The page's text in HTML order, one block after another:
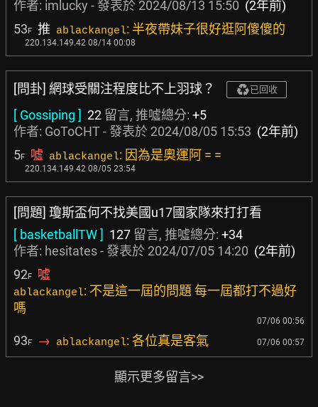
作者: imlucky - 發表於 2024/08/13 15:50 (2年前)
53F 推 ablackangel: 半夜帶妹子很好逛阿傻傻的
220.134.149.42 08/14 00:08
[問卦] 網球受關注程度比不上羽球？ 已回收
[ Gossiping ] 22 留言, 推噓總分: +5
作者: GoToCHT- 發表於 2024/08/05 15:53 (2年前)
5F 噓 ablackangel: 因為是奧運阿 = =
220.134.149.42 08/05 23:54
[問題] 瓊斯盃何不找美國u17國家隊來打打看
[ basketballTW ] 127 留言, 推噓總分: +34
作者: hesitates- 發表於 2024/07/05 14:20 (2年前)
92F 噓
ablackangel: 不是這一屆的問題 每一屆都打不過好
嗎
07/06 00:56
93F → ablackangel: 各位真是客氣 07/06 00:57
顯示更多留言>>